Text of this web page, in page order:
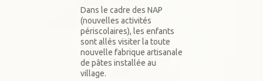
Dans le cadre des NAP
(nouvelles activités
périscolaires), les enfants
sont allés visiter la toute
nouvelle fabrique artisanale
de pâtes installée au
village.